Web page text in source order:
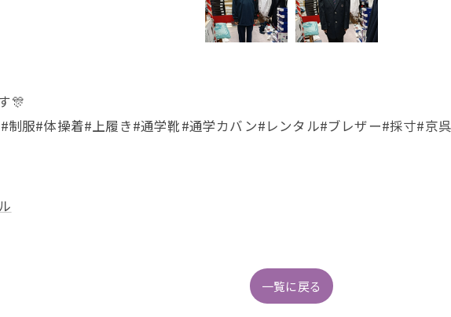
🎊
制服#体操着#上履き#通学靴#通学カバン#レンタル#ブレザー#採寸#京
一覧に戻る